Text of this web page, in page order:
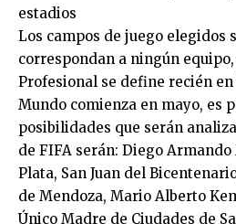
estadios
Los campos de juego elegidos
correspondan a ningún
Profesional se define recién
Mundo comienza en mayo, es
posibilidades que serán
de FIFA serán: Diego
Plata, San Juan del
de Mendoza, Mario Alberto
Único Madre de Ciudades de